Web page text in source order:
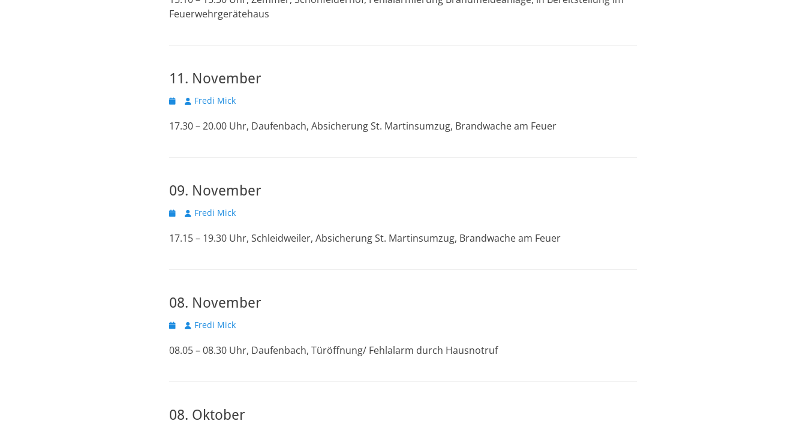
Feuerwehrgerätehaus
11. November
Veröffentlicht
AutorFredi Mick
17.30 – 20.00 Uhr, Daufenbach, Absicherung St. Martinsumzug, Brandwache am Feuer
09. November
Veröffentlicht
AutorFredi Mick
17.15 – 19.30 Uhr, Schleidweiler, Absicherung St. Martinsumzug, Brandwache am Feuer
08. November
Veröffentlicht
AutorFredi Mick
08.05 – 08.30 Uhr, Daufenbach, Türöffnung/ Fehlalarm durch Hausnotruf
08. Oktober